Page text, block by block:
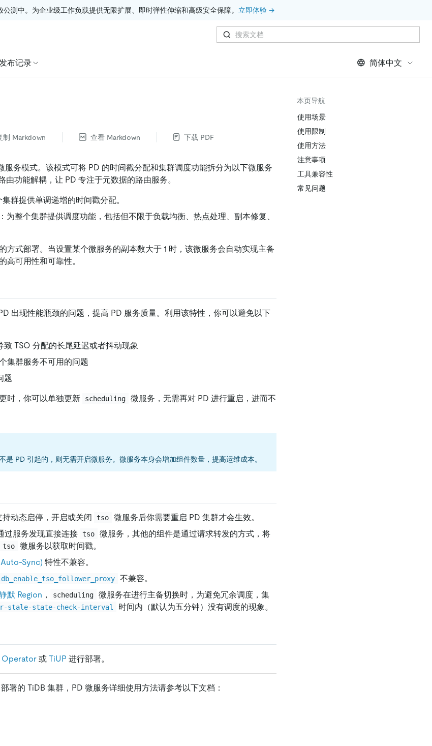
公测中。为企业级工作负载提供无限扩展、即时弹性伸缩和高级安全保障。 立即体验 →
发布记录 简体中文
制 Markdown 查看 Markdown 下载 PDF
服务模式。该模式可将 PD 的时间戳分配和集群调度功能拆分为以下微服务
由功能解耦，让 PD 专注于元数据的路由服务。
群提供单调递增的时间戳分配。
为整个集群提供调度功能，包括但不限于负载均衡、热点处理、副本修复、
方式部署。当设置某个微服务的副本数大于 1 时，该微服务会自动实现主备
高可用性和可靠性。
出现性能瓶颈的问题，提高 PD 服务质量。利用该特性，你可以避免以下
致 TSO 分配的长尾延迟或者抖动现象
集群服务不可用的问题
题
时，你可以单独更新 scheduling
微服务，无需再对 PD 进行重启，进而不
是 PD 引起的，则无需开启微服务。微服务本身会增加组件数量，提高运维成本。
动态启停，开启或关闭 tso
微服务后你需要重启 PD 集群才会生效。
过服务发现直接连接 tso
微服务，其他的组件是通过请求转发的方式，将
tso
微服务以获取时间戳。
Sync) 特性不兼容。
不兼容。
默 Region ， scheduling
微服务在进行主备切换时，为避免冗余调度，集
stale-state-check-interval 时间内（默认为五分钟）没有调度的现象。
Operator 或 TiUP 进行部署。
署的 TiDB 集群，PD 微服务详细使用方法请参考以下文档：
本页导航
使用场景
使用限制
使用方法
注意事项
工具兼容性
常见问题